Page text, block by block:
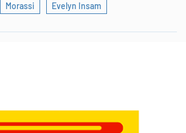
Morassi Evelyn Insam